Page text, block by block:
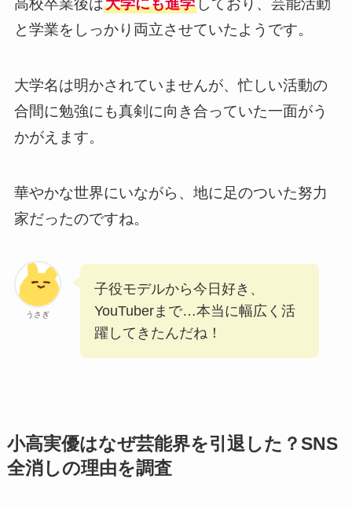
高校卒業後は大学にも進学しており、芸能活動
と学業をしっかり両立させていたようです。
大学名は明かされていませんが、忙しい活動の
合間に勉強にも真剣に向き合っていた一面がう
かがえます。
華やかな世界にいながら、地に足のついた努力
家だったのですね。
うさぎ
子役モデルから今日好き、
YouTuberまで…本当に幅広く活
躍してきたんだね！
小高実優はなぜ芸能界を引退した？SNS
全消しの理由を調査